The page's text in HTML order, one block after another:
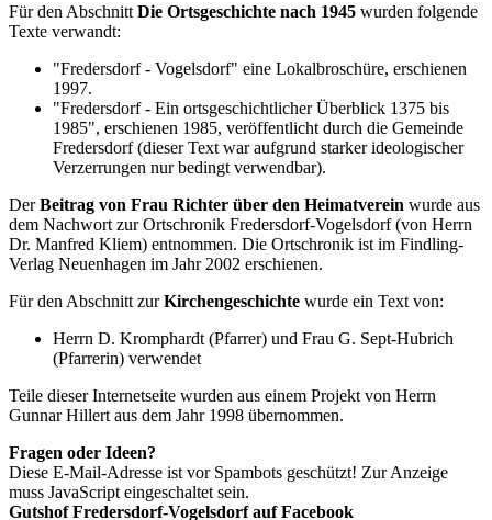
Für den Abschnitt Die Ortsgeschichte nach 1945 wurden folgende
Texte verwandt:
"Fredersdorf - Vogelsdorf" eine Lokalbroschüre, erschienen
1997.
"Fredersdorf - Ein ortsgeschichtlicher Überblick 1375 bis
1985", erschienen 1985, veröffentlicht durch die Gemeinde
Fredersdorf (dieser Text war aufgrund starker ideologischer
Verzerrungen nur bedingt verwendbar).
DerBeitrag von Frau Richter über den Heimatverein wurde aus
dem Nachwort zur Ortschronik Fredersdorf-Vogelsdorf (von Herrn
Dr. Manfred Kliem) entnommen. Die Ortschronik ist im Findling-
Verlag Neuenhagen im Jahr 2002 erschienen.
Für den Abschnitt zurKirchengeschichte wurde ein Text von:
Herrn D. Kromphardt (Pfarrer) und Frau G. Sept-Hubrich
(Pfarrerin) verwendet
Teile dieser Internetseite wurden aus einem Projekt von Herrn
Gunnar Hillert aus dem Jahr 1998 übernommen.
Fragen oder Ideen?
Diese E-Mail-Adresse ist vor Spambots geschützt! Zur Anzeige
muss JavaScript eingeschaltet sein.
Gutshof Fredersdorf-Vogelsdorf auf Facebook